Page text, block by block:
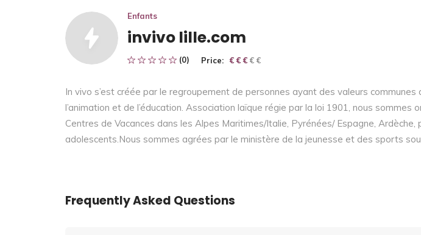
Enfants
invivo lille.com
(0) Price: € € € € €
€ € €
In vivo s’est créée par le regroupement de personnes ayant des valeurs communes
l’animation et de l’éducation. Association laïque régie par la loi 1901, nous sommes
Centres de Vacances dans les Alpes Maritimes/Italie, Pyrénées/ Espagne,
adolescents.Nous sommes agrées par le ministère de la jeunesse et des sports
Frequently Asked Questions